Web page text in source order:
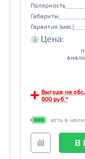
Полярность
Габариты
Гарантия (мес)
i Цена:
Выгода на
800 руб.*
есть в
В